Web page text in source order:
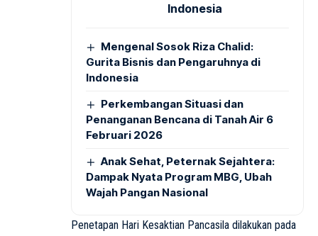
Indonesia
Mengenal Sosok Riza Chalid:
Gurita Bisnis dan Pengaruhnya di
Indonesia
Perkembangan Situasi dan
Penanganan Bencana di Tanah Air 6
Februari 2026
Anak Sehat, Peternak Sejahtera:
Dampak Nyata Program MBG, Ubah
Wajah Pangan Nasional
Penetapan Hari Kesaktian Pancasila dilakukan pada